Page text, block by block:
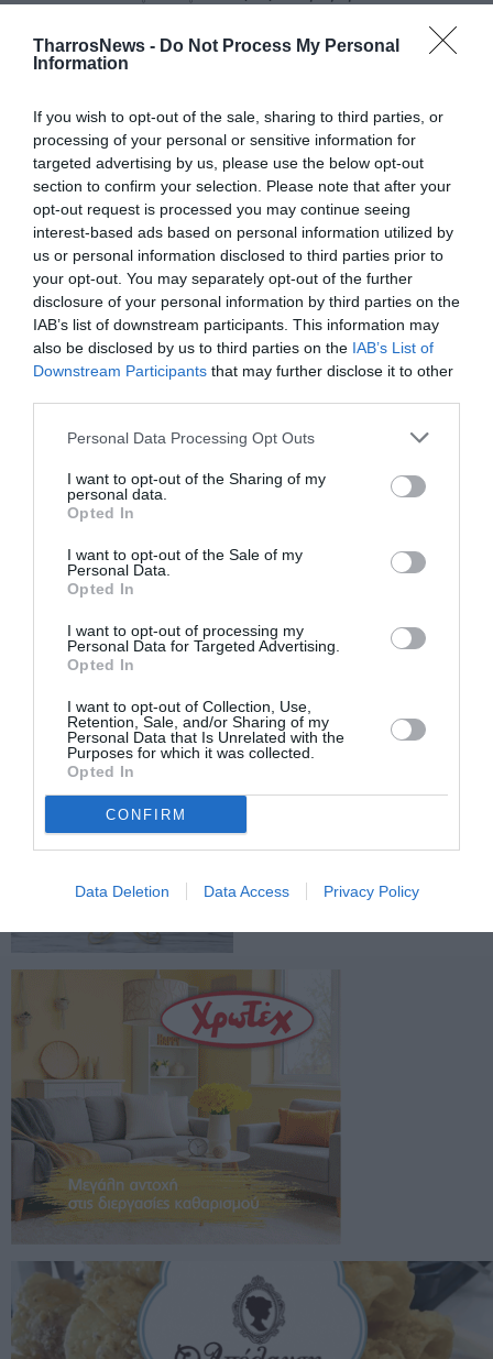
TharrosNews - Do Not Process My Personal
Information
If you wish to opt-out of the sale, sharing to third parties, or
processing of your personal or sensitive information for
targeted advertising by us, please use the below opt-out
section to confirm your selection. Please note that after your
opt-out request is processed you may continue seeing
interest-based ads based on personal information utilized by
us or personal information disclosed to third parties prior to
your opt-out. You may separately opt-out of the further
disclosure of your personal information by third parties on the
IAB’s list of downstream participants. This information may
also be disclosed by us to third parties on the IAB’s List of
Downstream Participants that may further disclose it to other
Personal Data Processing Opt Outs
I want to opt-out of the Sharing of my
personal data.
Opted In
I want to opt-out of the Sale of my
Personal Data.
Opted In
I want to opt-out of processing my
Personal Data for Targeted Advertising.
Opted In
I want to opt-out of Collection, Use,
Retention, Sale, and/or Sharing of my
Personal Data that Is Unrelated with the
Purposes for which it was collected.
Opted In
CONFIRM
Data Deletion Data Access Privacy Policy
Πελοποννήσου. Όπως τόνισε ο περιφερειάρχης, από το
σχέδιο αυτό οι ανάγκες για νέα έργα υποδομής και
και οι απαιτούμενοι πόροι, είναι εξαιρετικά μεγάλες.
Οι ενέργειες που απαιτούνται πρέπει να υλοποιηθούν
άμεσα και να συμπεριληφθούν στον προγραμματισμό
του υπουργείου.
Συμπεράσματα και επόμενα βήματα
Ο περιφερειάρχης Πελοποννήσου και ο υπουργός
Υποδομών και Μεταφορών αξιολόγησαν την πρόοδο
των έργων και καθόρισαν τις επόμενες ενέργειες,
επιβεβαιώνοντας το υψηλό επίπεδο συνεργασίας
ΦΙΛΙΑΤΡΙΝΟ ΦΡΑΓΜΑ
ΧΡΗΣΤΟΣ ΣΤΑΙΚΟΥΡΑΣ
ΠΥΡΓΟΣ- ΚΑΛΟ ΝΕΡΟ
ΟΔΙΚΑ ΕΡΓΑ
ΔΗΜΗΤΡΗΣ ΠΤΩΧΟΣ
Facebook Twitter